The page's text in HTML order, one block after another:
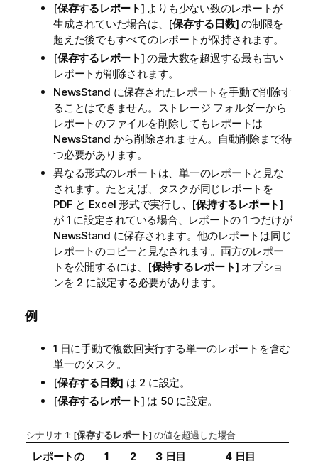
[保存するレポート] よりも少ない数のレポートが
生成されていた場合は、[保存する日数] の制限を
超えた後でもすべてのレポートが保持されます。
[保存するレポート] の最大数を超過する最も古い
レポートが削除されます。
NewsStand に保存されたレポートを手動で削除す
ることはできません。ストレージ フォルダーから
レポートのファイルを削除してもレポートは
NewsStand から削除されません。自動削除まで待
つ必要があります。
異なる形式のレポートは、単一のレポートと見な
されます。たとえば、タスクが同じレポートを
PDF と Excel 形式で実行し、[保持するレポート]
が 1 に設定されている場合、レポートの 1 つだけが
NewsStand に保存されます。他のレポートは同じ
レポートのコピーと見なされます。両方のレポー
トを公開するには、[保持するレポート] オプショ
ンを 2 に設定する必要があります。
例
1 日に手動で複数回実行する単一のレポートを含む
単一のタスク。
[保存する日数] は 2 に設定。
[保存するレポート] は 50 に設定。
シナリオ 1: [保存するレポート] の値を超過した場合
レポートの
1
2
3 日目 4 日目